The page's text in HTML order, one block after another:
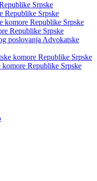
Srpske
Republike Srpske
komore Republike Srpske
Republike Srpske
poslovanja Advokatske
komore Republike Srpske
Republike Srpske